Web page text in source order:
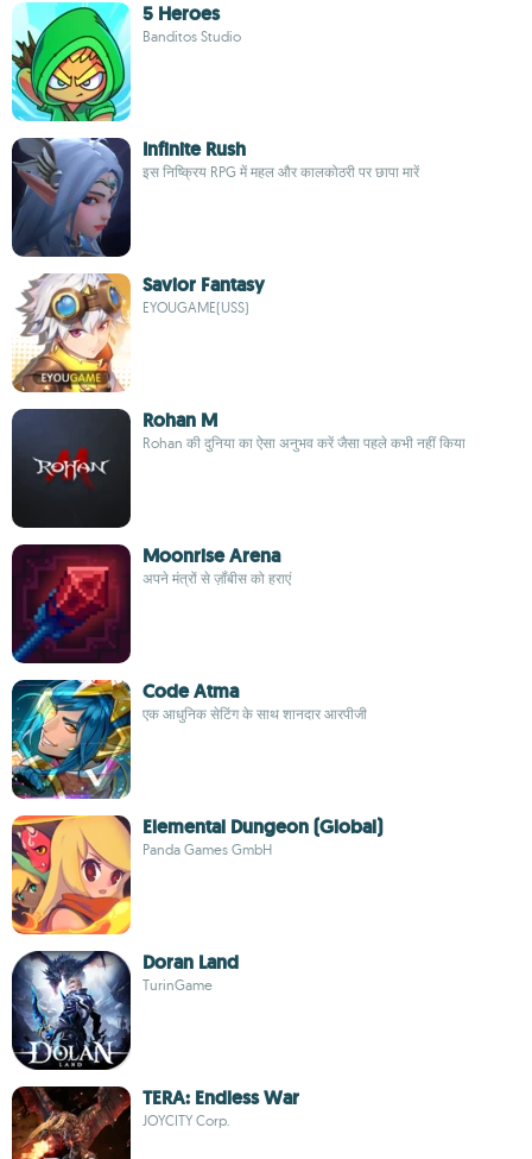
5 Heroes
Banditos Studio
Infinite Rush
इस निष्क्रिय RPG में महल और कालकोठरी पर छापा मारें
Savior Fantasy
EYOUGAME(USS)
Rohan M
Rohan की दुनिया का ऐसा अनुभव करें जैसा पहले कभी नहीं किया
Moonrise Arena
अपने मंत्रों से ज़ॉंबीस को हराएं
Code Atma
एक आधुनिक सेटिंग के साथ शानदार आरपीजी
Elemental Dungeon (Global)
Panda Games GmbH
Doran Land
TurinGame
TERA: Endless War
JOYCITY Corp.